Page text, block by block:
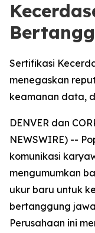
Sertifikasi
menegaskan
keamanan data,
DENVER dan
NEWSWIRE) --
komunikasi
mengumumkan
ukur baru untuk
bertanggung
Perusahaan ini